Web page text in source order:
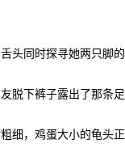
同时探寻她两只脚的
脱下裤子露出了那条足
细，鸡蛋大小的龟头